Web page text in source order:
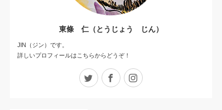
東條 仁（とうじょう じん）
JIN（ジン）です。
詳しいプロフィールはこちらからどうぞ！
Twitter Facebook